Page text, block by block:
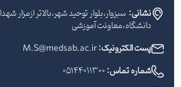
نشانی:سبزوار،بلوار توحید شهر،بالاتر ازمزار
دانشگاه،معاونت آموزشی
پست الکترونیک:M.S@medsab.ac.ir
شماره تماس:05144011300